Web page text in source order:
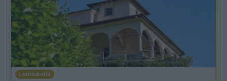
Lombardia